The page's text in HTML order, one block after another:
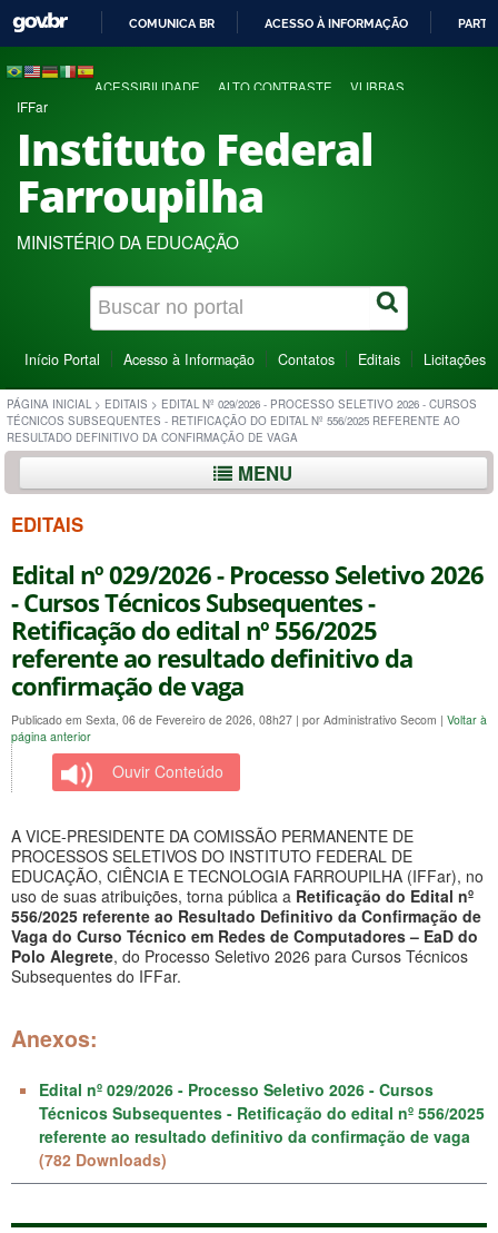
COMUNICA BR ACESSO À INFORMAÇÃO
ACESSIBILIDADE ALTO CONTRASTE VLIBRAS
IFFar
Instituto Federal
Farroupilha
MINISTÉRIO DA EDUCAÇÃO
Início Portal Acesso à Informação Contatos Editais Licitações
PÁGINA INICIAL > EDITAIS > EDITAL Nº 029/2026 - PROCESSO SELETIVO 2026 - CURSOS
TÉCNICOS SUBSEQUENTES - RETIFICAÇÃO DO EDITAL Nº 556/2025 REFERENTE AO
RESULTADO DEFINITIVO DA CONFIRMAÇÃO DE VAGA
MENU
EDITAIS
Edital nº 029/2026 - Processo Seletivo 2026
- Cursos Técnicos Subsequentes -
Retificação do edital nº 556/2025
referente ao resultado definitivo da
confirmação de vaga
Publicado em Sexta, 06 de Fevereiro de 2026, 08h27 | por Administrativo Secom | Voltar à
página anterior
Ouvir Conteúdo
A VICE-PRESIDENTE DA COMISSÃO PERMANENTE DE
PROCESSOS SELETIVOS DO INSTITUTO FEDERAL DE
EDUCAÇÃO, CIÊNCIA E TECNOLOGIA FARROUPILHA (IFFar), no
uso de suas atribuições, torna pública a Retificação do Edital nº
556/2025 referente ao Resultado Definitivo da Confirmação de
Vaga do Curso Técnico em Redes de Computadores – EaD do
Polo Alegrete, do Processo Seletivo 2026 para Cursos Técnicos
Subsequentes do IFFar.
Anexos:
Edital nº 029/2026 - Processo Seletivo 2026 - Cursos
Técnicos Subsequentes - Retificação do edital nº 556/2025
referente ao resultado definitivo da confirmação de vaga
(782 Downloads)